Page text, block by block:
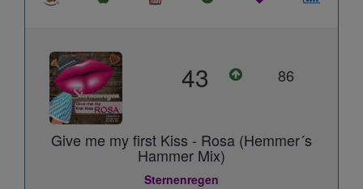
43 86
Give me my first Kiss - Rosa (Hemmer´s
Hammer Mix)
Sternenregen